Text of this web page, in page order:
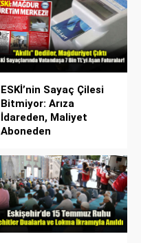
ESKİ’nin Sayaç Çilesi
Bitmiyor: Arıza
İdareden, Maliyet
Aboneden